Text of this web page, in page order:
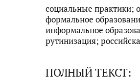
социальные практики;
формальное
информальное
рутинизация;
ПОЛНЫЙ ТЕКСТ: